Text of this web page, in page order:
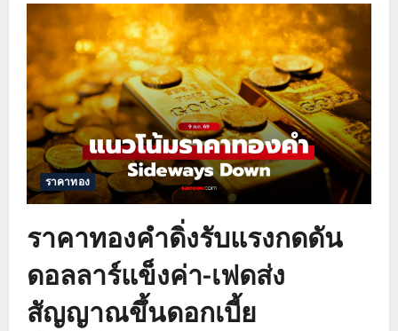
โน้ม
ราคา
ทองคำ
ย่อ
ตัว
ดอลลาร์
แข็ง
ทุบ
ตลาด
สหรัฐฯ-
อิหร่าน
ส่อ
เจรจา
ราคาทอง
ราคาทองคำดิ่งรับแรงกดดัน
ดอลลาร์แข็งค่า-เฟดส่ง
สัญญาณขึ้นดอกเบี้ย